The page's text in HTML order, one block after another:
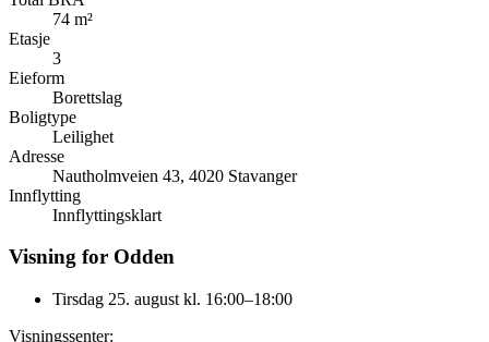
74 m²
Etasje
3
Eieform
Borettslag
Boligtype
Leilighet
Adresse
Nautholmveien 43, 4020 Stavanger
Innflytting
Innflyttingsklart
Visning for Odden
Tirsdag 25. august kl. 16:00–18:00
Visningssenter: